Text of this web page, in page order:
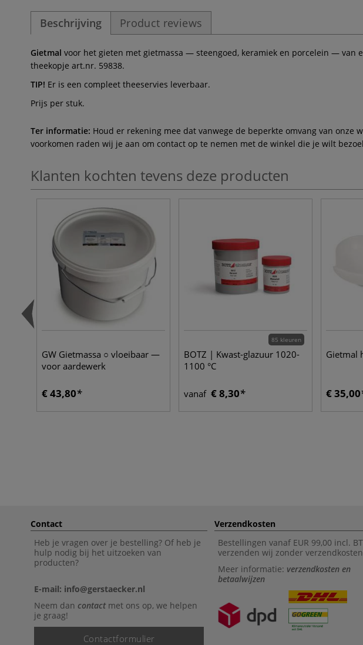
Beschrijving Product reviews
Gietmal voor het gieten met gietmassa — steengoed, keramiek en porcelein — van
theekopje art.nr. 59838.
TIP! Er is een compleet theeservies leverbaar.
Prijs per stuk.
Ter informatie: Houd er rekening mee dat vanwege de beperkte omvang van
voorkomen raden wij je aan om contact op te nemen met de winkel die je wilt
Klanten kochten tevens deze producten
GW Gietmassa ○ vloeibaar —
voor aardewerk
€ 43,80
85 kleuren
BOTZ | Kwast-glazuur 1020-
1100 °C
vanaf € 8,30
Gietmal
€ 35,00
Contact
Heb je vragen over je bestelling? Of heb je
hulp nodig bij het uitzoeken van
producten?
E-mail: info@gerstaecker.nl
Neem dan contactmet ons op, we helpen
je graag!
Contactformulier
Verzendkosten
Bestellingen vanaf EUR 99,00 incl.
verzenden wij zonder
Meer informatie: verzendkosten en
betaalwijzen